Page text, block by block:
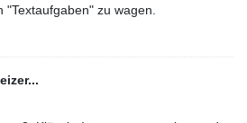
"Textaufgaben" zu wagen.